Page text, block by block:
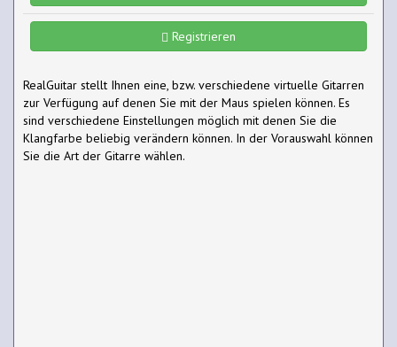
Registrieren
RealGuitar stellt Ihnen eine, bzw. verschiedene virtuelle Gitarren
zur Verfügung auf denen Sie mit der Maus spielen können. Es
sind verschiedene Einstellungen möglich mit denen Sie die
Klangfarbe beliebig verändern können. In der Vorauswahl können
Sie die Art der Gitarre wählen.